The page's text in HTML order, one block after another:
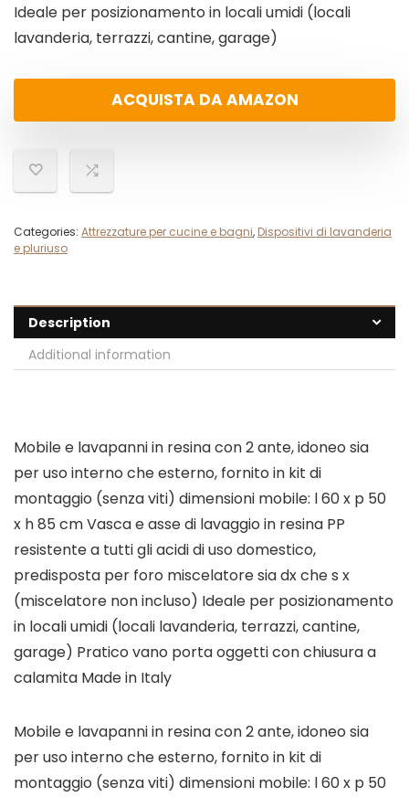
Ideale per posizionamento in locali umidi (locali
lavanderia, terrazzi, cantine, garage)
ACQUISTA DA AMAZON
Categories: Attrezzature per cucine e bagni, Dispositivi di lavanderia
e pluriuso
Description
Additional information
Mobile e lavapanni in resina con 2 ante, idoneo sia
per uso interno che esterno, fornito in kit di
montaggio (senza viti) dimensioni mobile: l 60 x p 50
x h 85 cm Vasca e asse di lavaggio in resina PP
resistente a tutti gli acidi di uso domestico,
predisposta per foro miscelatore sia dx che s x
(miscelatore non incluso) Ideale per posizionamento
in locali umidi (locali lavanderia, terrazzi, cantine,
garage) Pratico vano porta oggetti con chiusura a
calamita Made in Italy
Mobile e lavapanni in resina con 2 ante, idoneo sia
per uso interno che esterno, fornito in kit di
montaggio (senza viti) dimensioni mobile: l 60 x p 50